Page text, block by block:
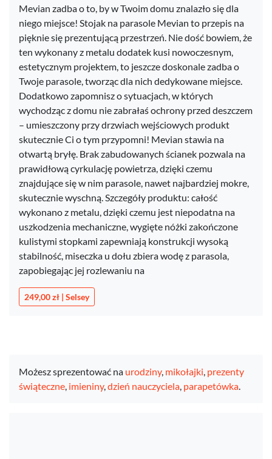
Mevian zadba o to, by w Twoim domu znalazło się dla
niego miejsce! Stojak na parasole Mevian to przepis na
pięknie się prezentującą przestrzeń. Nie dość bowiem, że
ten wykonany z metalu dodatek kusi nowoczesnym,
estetycznym projektem, to jeszcze doskonale zadba o
Twoje parasole, tworząc dla nich dedykowane miejsce.
Dodatkowo zapomnisz o sytuacjach, w których
wychodząc z domu nie zabrałaś ochrony przed deszczem
– umieszczony przy drzwiach wejściowych produkt
skutecznie Ci o tym przypomni! Mevian stawia na
otwartą bryłę. Brak zabudowanych ścianek pozwala na
prawidłową cyrkulację powietrza, dzięki czemu
znajdujące się w nim parasole, nawet najbardziej mokre,
skutecznie wyschną. Szczegóły produktu: całość
wykonano z metalu, dzięki czemu jest niepodatna na
uszkodzenia mechaniczne, wygięte nóżki zakończone
kulistymi stopkami zapewniają konstrukcji wysoką
stabilność, miseczka u dołu zbiera wodę z parasola,
zapobiegając jej rozlewaniu na
249,00 zł | Selsey
Możesz sprezentować na urodziny, mikołajki, prezenty
świąteczne, imieniny,dzień nauczyciela, parapetówka.